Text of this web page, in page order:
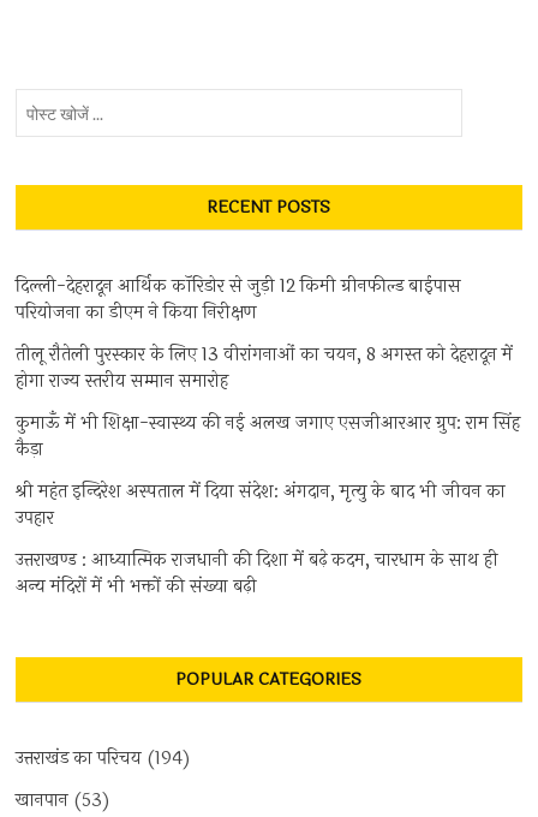
RECENT POSTS
दिल्ली-देहरादून आर्थिक कॉरिडोर से जुड़ी 12 किमी ग्रीनफील्ड बाईपास
परियोजना का डीएम ने किया निरीक्षण
तीलू रौतेली पुरस्कार के लिए 13 वीरांगनाओं का चयन, 8 अगस्त को देहरादून में
होगा राज्य स्तरीय सम्मान समारोह
कुमाऊँ में भी शिक्षा-स्वास्थ्य की नई अलख जगाए एसजीआरआर ग्रुप: राम सिंह
कैड़ा
श्री महंत इन्दिरेश अस्पताल में दिया संदेश: अंगदान, मृत्यु के बाद भी जीवन का
उपहार
उत्तराखण्ड : आध्यात्मिक राजधानी की दिशा में बढ़े कदम, चारधाम के साथ ही
अन्य मंदिरों में भी भक्तों की संख्या बढ़ी
POPULAR CATEGORIES
उत्तराखंड का परिचय (194)
खानपान (53)